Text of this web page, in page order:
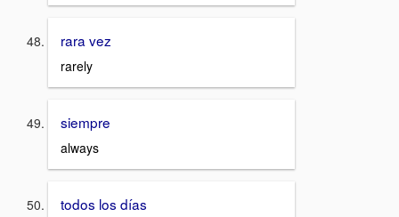
rara vez
rarely
siempre
always
todos los días